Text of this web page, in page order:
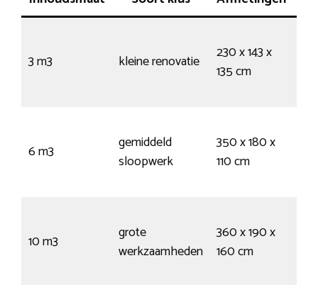
3 m3 kleine renovatie
230 x 143 x
135 cm
6 m3
gemiddeld
sloopwerk
350 x 180 x
110 cm
10 m3
grote
werkzaamheden
360 x 190 x
160 cm